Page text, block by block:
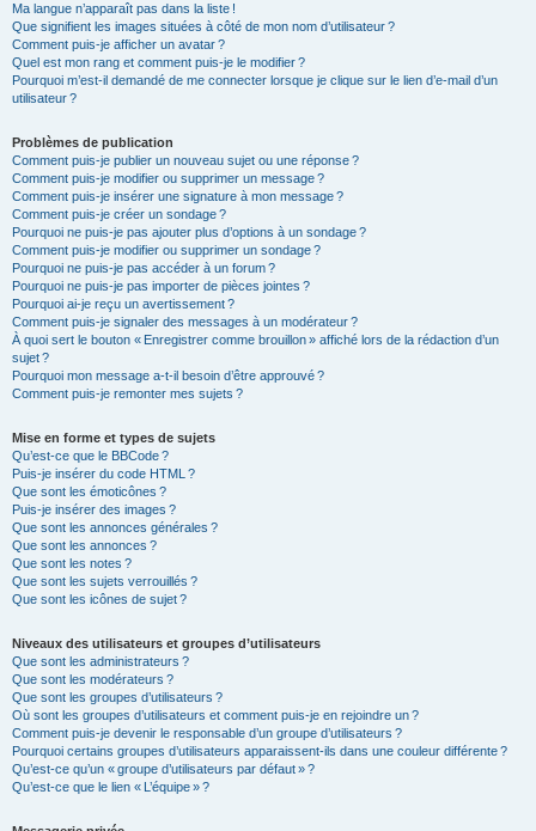
Ma langue n’apparaît pas dans la liste !
Que signifient les images situées à côté de mon nom d’utilisateur ?
Comment puis-je afficher un avatar ?
Quel est mon rang et comment puis-je le modifier ?
Pourquoi m’est-il demandé de me connecter lorsque je clique sur le lien d’e-mail d’un
utilisateur ?
Problèmes de publication
Comment puis-je publier un nouveau sujet ou une réponse ?
Comment puis-je modifier ou supprimer un message ?
Comment puis-je insérer une signature à mon message ?
Comment puis-je créer un sondage ?
Pourquoi ne puis-je pas ajouter plus d’options à un sondage ?
Comment puis-je modifier ou supprimer un sondage ?
Pourquoi ne puis-je pas accéder à un forum ?
Pourquoi ne puis-je pas importer de pièces jointes ?
Pourquoi ai-je reçu un avertissement ?
Comment puis-je signaler des messages à un modérateur ?
À quoi sert le bouton « Enregistrer comme brouillon » affiché lors de la rédaction d’un
sujet ?
Pourquoi mon message a-t-il besoin d’être approuvé ?
Comment puis-je remonter mes sujets ?
Mise en forme et types de sujets
Qu’est-ce que le BBCode ?
Puis-je insérer du code HTML ?
Que sont les émoticônes ?
Puis-je insérer des images ?
Que sont les annonces générales ?
Que sont les annonces ?
Que sont les notes ?
Que sont les sujets verrouillés ?
Que sont les icônes de sujet ?
Niveaux des utilisateurs et groupes d’utilisateurs
Que sont les administrateurs ?
Que sont les modérateurs ?
Que sont les groupes d’utilisateurs ?
Où sont les groupes d’utilisateurs et comment puis-je en rejoindre un ?
Comment puis-je devenir le responsable d’un groupe d’utilisateurs ?
Pourquoi certains groupes d’utilisateurs apparaissent-ils dans une couleur différente ?
Qu’est-ce qu’un « groupe d’utilisateurs par défaut » ?
Qu’est-ce que le lien « L’équipe » ?